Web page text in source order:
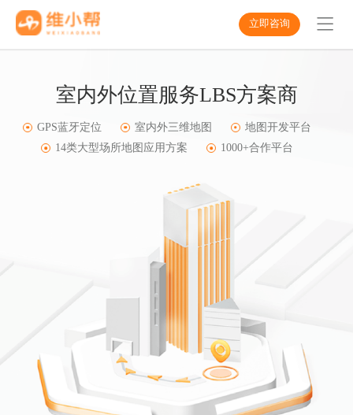
立即咨询
室内外位置服务LBS方案商
GPS蓝牙定位 室内外三维地图
地图开发平台
14类大型场所地图应用方案
1000+合作平台